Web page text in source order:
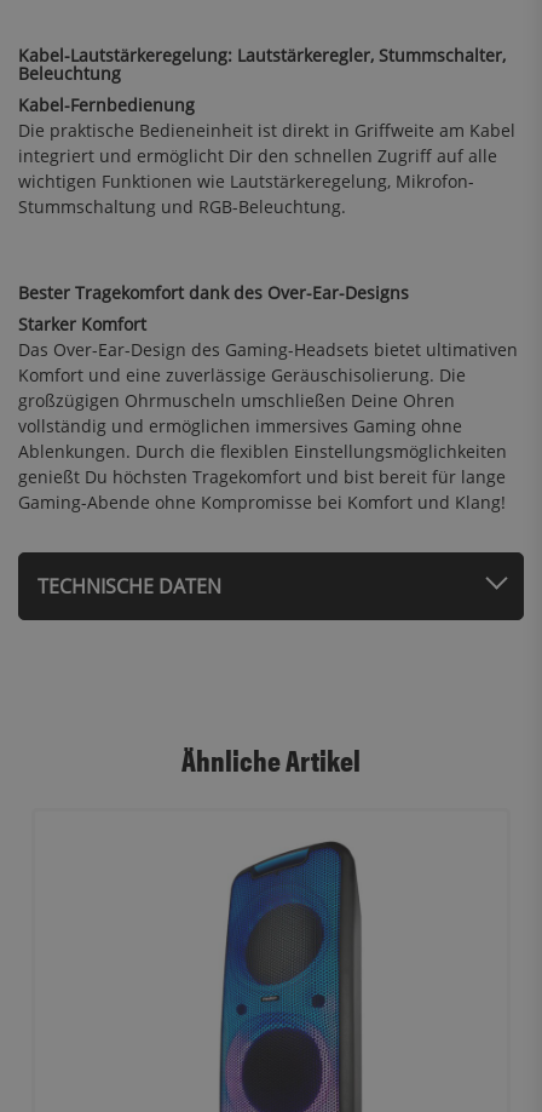
Kabel-Lautstärkeregelung: Lautstärkeregler, Stummschalter,
Beleuchtung
Kabel-Fernbedienung
Die praktische Bedieneinheit ist direkt in Griffweite am Kabel
integriert und ermöglicht Dir den schnellen Zugriff auf alle
wichtigen Funktionen wie Lautstärkeregelung, Mikrofon-
Stummschaltung und RGB-Beleuchtung.
Bester Tragekomfort dank des Over-Ear-Designs
Starker Komfort
Das Over-Ear-Design des Gaming-Headsets bietet ultimativen
Komfort und eine zuverlässige Geräuschisolierung. Die
großzügigen Ohrmuscheln umschließen Deine Ohren
vollständig und ermöglichen immersives Gaming ohne
Ablenkungen. Durch die flexiblen Einstellungsmöglichkeiten
genießt Du höchsten Tragekomfort und bist bereit für lange
Gaming-Abende ohne Kompromisse bei Komfort und Klang!
TECHNISCHE DATEN
Ähnliche Artikel